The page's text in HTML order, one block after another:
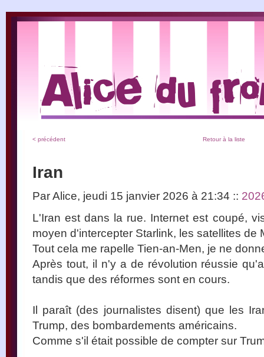
< précédent Retour à la liste
Iran
Par Alice, jeudi 15 janvier 2026 à 21:34 ::
L'Iran est dans la rue. Internet est coupé,
moyen d'intercepter Starlink, les satellites de
Tout cela me rapelle Tien-an-Men, je ne
Après tout, il n'y a de révolution réussie
tandis que des réformes sont en cours.
Il paraît (des journalistes disent) que les
Trump, des bombardements américains.
Comme s'il était possible de compter sur